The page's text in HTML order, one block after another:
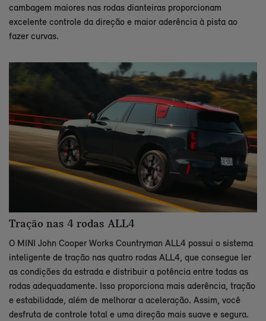
cambagem maiores nas rodas dianteiras proporcionam
excelente controle da direção e maior aderência à pista ao
fazer curvas.
Tração nas 4 rodas ALL4
O MINI John Cooper Works Countryman ALL4 possui o sistema
inteligente de tração nas quatro rodas ALL4, que consegue ler
as condições da estrada e distribuir a potência entre todas as
rodas adequadamente. Isso proporciona mais aderência, tração
e estabilidade, além de melhorar a aceleração. Assim, você
desfruta de controle total e uma direção mais suave e segura.